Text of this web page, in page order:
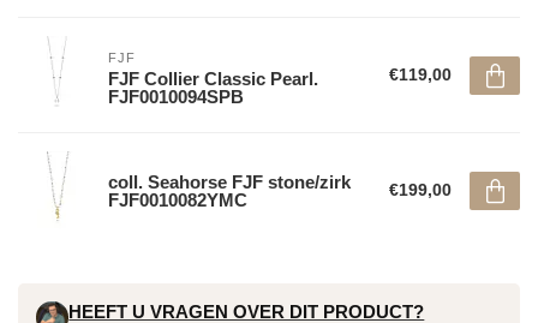
FJF
FJF Collier Classic Pearl.
FJF0010094SPB
€119,00
coll. Seahorse FJF stone/zirk
FJF0010082YMC
€199,00
HEEFT U VRAGEN OVER DIT PRODUCT?